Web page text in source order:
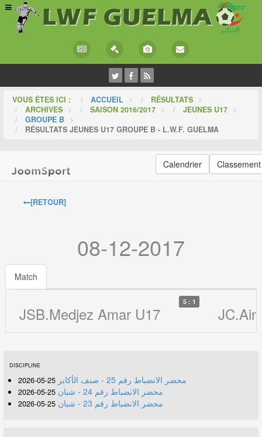
VOUS ÊTES ICI : ACCUEIL > RÉSULTATS >
ARCHIVES > SAISON 2016/2017 > JEUNES U17 >
GROUPE B >
RÉSULTATS JEUNES U17 GROUPE B - L.W.F. GUELMA
Calendrier Classement
[RETOUR]
08-12-2017
Match
JSB.Medjez Amar U17
5 : 1
DISCIPLINE
محضر الانضباط رقم 25 - صنف الأكابر 25-05-2026
محضر الانضباط رقم 24 - شبان 25-05-2026
محضر الانضباط رقم 23 - شبان 25-05-2026